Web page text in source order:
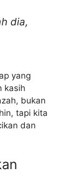
dia,
yang
kasih
bukan
tapi kita
dan